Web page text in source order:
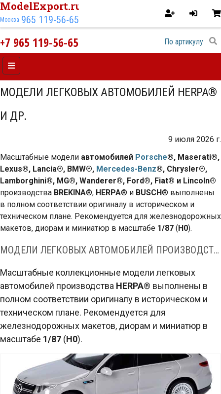
ModelExport.ru
Москва 965 119-56-65
+7 965 119-56-65
МОДЕЛИ ЛЕГКОВЫХ АВТОМОБИЛЕЙ HERPA®
И ДР.
9 июля 2026 г.
Масштабные модели автомобилей Porsche®, Maserati®,
Lexus®, Lancia®, BMW®, Mercedes-Benz®, Chrysler®,
Lamborghini®, MG®, Wanderer®, Ford®, Fiat® и Lincoln®
производства BREKINA®, HERPA® и BUSCH® выполнены
в полном соответствии оригиналу в историческом и
техническом плане. Рекомендуется для железнодорожных
макетов, диорам и миниатюр в масштабе 1/87 (H0).
МОДЕЛИ ЛЕГКОВЫХ АВТОМОБИЛЕЙ ПРОИЗВОДСТВА HERPA® В МАСШТАБЕ 1:87 (H0)
Масштабные коллекционные модели легковых
автомобилей производства HERPA® выполнены в
полном соответствии оригиналу в историческом и
техническом плане. Рекомендуется для
железнодорожных макетов, диорам и миниатюр в
масштабе 1/87 (H0).